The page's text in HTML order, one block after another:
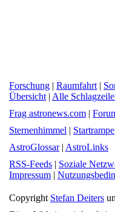
Forschung | Raumfahrt |
Übersicht | Alle
Frag astronews.com |
Sternenhimmel | Startrampe
AstroGlossar| AstroLinks
RSS-Feeds | Soziale
Impressum |
Copyright Stefan Deiters